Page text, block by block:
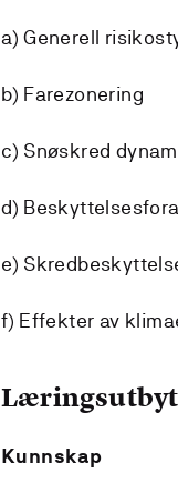
a) Generell
b) Farezonering
c) Snøskred
d)
e)
f) Effekter av
Kunnskap